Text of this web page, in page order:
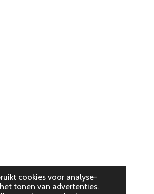
cookies voor analyse-
tonen van advertenties.